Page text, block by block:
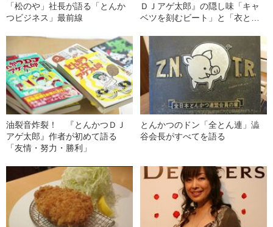
「松のや」社長が語る「とんか
つビジネス」最前線
ＤＪアゲ太郎』の隠し味「キャ
ベツを刻むビート」と「衣とウ
油裂音炸裂！ 『とんかつＤＪ
アゲ太郎』作者が初めて語る
「友情・努力・勝利」
とんかつのドン「全とん連」澁
谷会長がすべてを語る